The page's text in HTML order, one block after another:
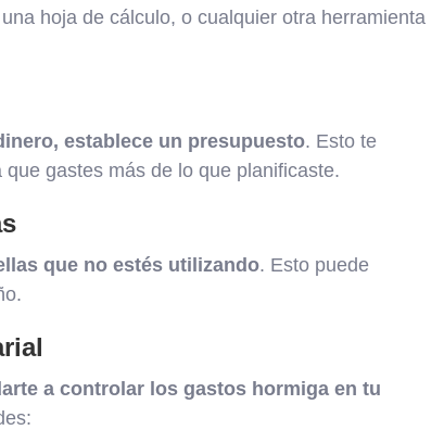
hoja de cálculo, o cualquier otra herramienta
establece un presupuesto. Esto te
gastes más de lo que planificaste.
que no estés utilizando. Esto puede
a controlar los gastos hormiga en tu